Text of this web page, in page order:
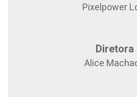
Pixelpower
Diretora
Alice